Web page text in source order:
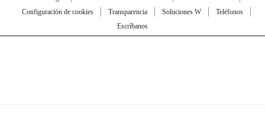
Configuración de cookies
Transparencia Soluciones W
Teléfonos
Escríbanos